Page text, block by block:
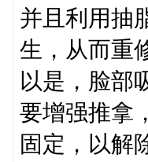
并且利用抽
生，从而重
以是，脸部
要增强推拿
固定，以解